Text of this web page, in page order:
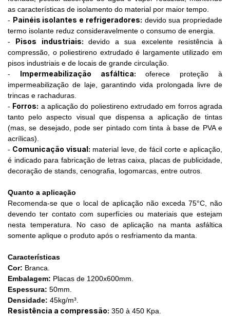
as características de isolamento do material por maior tempo.
- Painéis isolantes e refrigeradores: devido sua propriedade
termo isolante reduz consideravelmente o consumo de energia.
- Pisos industriais: devido a sua excelente resistência à
compressão, o poliestireno extrudado é largamente utilizado em
pisos industriais e de locais de grande circulação.
- Impermeabilização asfáltica: oferece proteção à
impermeabilização de laje, garantindo vida prolongada livre de
trincas e rachaduras.
- Forros: a aplicação do poliestireno extrudado em forros agrada
tanto pelo aspecto visual que dispensa a aplicação de tintas
(mas, se desejado, pode ser pintado com tinta à base de PVA e
acrílicas).
- Comunicação visual: material leve, de fácil corte e aplicação,
é indicado para fabricação de letras caixa, placas de publicidade,
decoração de stands, cenografia, logomarcas, entre outros.
Quanto a aplicação
Recomenda-se que o local de aplicação não exceda 75°C, não
devendo ter contato com superfícies ou materiais que estejam
nesta temperatura. No caso de aplicação na manta asfáltica
somente aplique o produto após o resfriamento da manta.
Características
Cor: Branca.
Embalagem: Placas de 1200x600mm.
Espessura: 50mm.
Densidade: 45kg/m³.
Resistência a compressão: 350 à 450 Kpa.